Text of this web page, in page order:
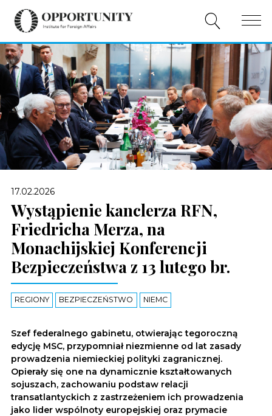
O NAS
PUBLIKACJE
WYDARZENIA
WSPÓŁPRACA
WSPARCIE
PL
17.02.2026
Wystąpienie kanclerza RFN,
Friedricha Merza, na
Monachijskiej Konferencji
Bezpieczeństwa z 13 lutego br.
REGIONY BEZPIECZEŃSTWO NIEMC
Szef federalnego gabinetu, otwierając tegoroczną
edycję MSC, przypomniał niezmienne od lat zasady
prowadzenia niemieckiej polityki zagranicznej.
Opierały się one na dynamicznie kształtowanych
sojuszach, zachowaniu podstaw relacji
transatlantyckich z zastrzeżeniem ich prowadzenia
jako lider wspólnoty europejskiej oraz prymacie